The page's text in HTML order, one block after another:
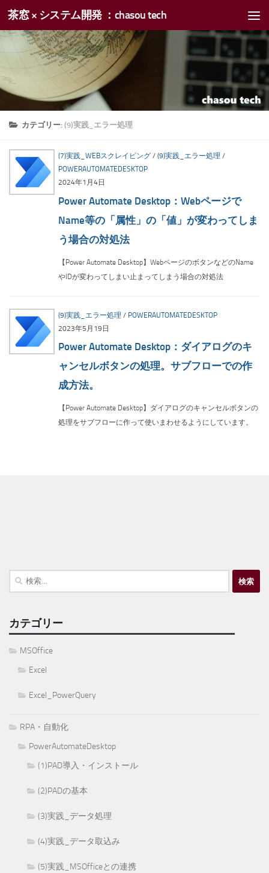
コンテンツへスキップ
茶窓 × システム開発 ：chasou tech
カテゴリー:(9)実践_エラー処理
(7)実践_WEBスクレイピング / (9)実践_エラー処理 /
POWERAUTOMATEDESKTOP
2024年1月4日
Power Automate Desktop：Webページで
Name等の「属性」の「値」が変わってしま
う場合の対処法
【Power Automate Desktop】WebページのボタンなどのName
やIDが変わってしまい止まってしまう場合の対処法
(9)実践_エラー処理 / POWERAUTOMATEDESKTOP
2023年5月19日
Power Automate Desktop：ダイアログのキ
ャンセルボタンの処理。サブフローでの作
成方法。
【Power Automate Desktop】ダイアログのキャンセルボタンの
処理をサブフローに作って使いまわせるようにしています。
検
索:
カテゴリー
MSOffice
Excel
Excel_PowerQuery
RPA・自動化
PowerAutomateDesktop
(1)PAD導入・インストール
(2)PADの基本
(3)実践_データ処理
(4)実践_データ取込み
(5)実践_MSOfficeとの連携